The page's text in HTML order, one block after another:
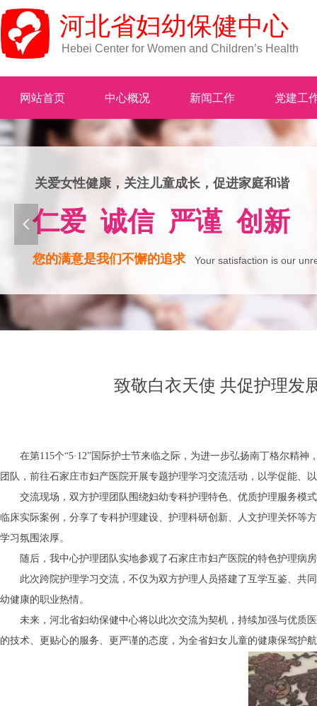
Hebei Center for Women and Children’s Health
河北省妇幼保健中心
您的满意是我们不懈的追求
仁爱 诚信 严谨 创新
关爱女性健康，关注儿童成长，促进家庭和谐
Your satisfaction is our
넳
网站首页 中心概况 新闻工作 党建工
致敬白衣天使 共促护理发
在第115个“5·12”国际护士节来临之际，为进一步弘扬南丁格尔精
团队，前往石家庄市妇产医院开展专题护理学习交流活动，以学促能、
交流现场，双方护理团队围绕妇幼专科护理特色、优质护理服务模
临床实际案例，分享了专科护理建设、护理科研创新、人文护理关怀等
学习氛围浓厚。
随后，我中心护理团队实地参观了石家庄市妇产医院的特色护理病
此次跨院护理学习交流，不仅为双方护理人员搭建了互学互鉴、共
幼健康的职业热情。
未来，河北省妇幼保健中心将以此次交流为契机，持续加强与优质
的技术、更贴心的服务、更严谨的态度，为全省妇女儿童的健康保驾护